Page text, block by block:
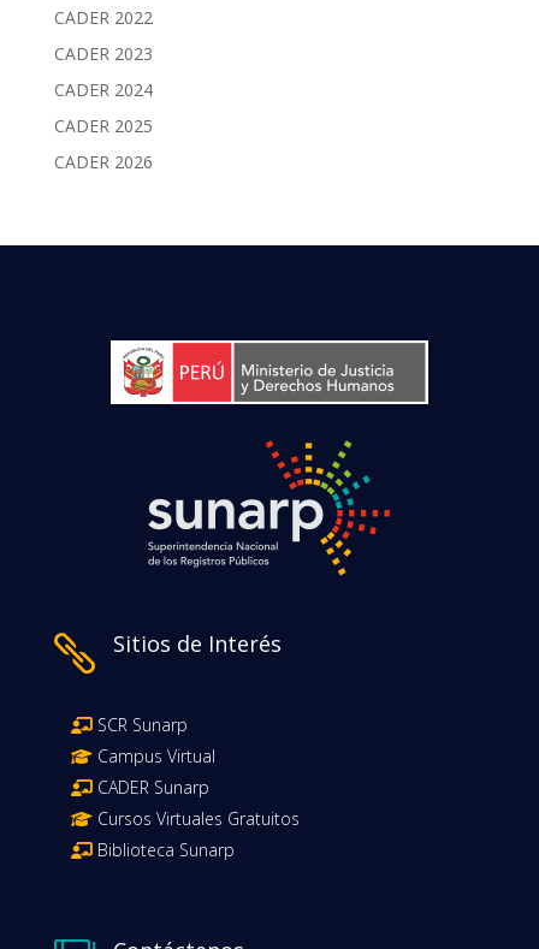
CADER 2022
CADER 2023
CADER 2024
CADER 2025
CADER 2026
 Sitios de Interés
SCR Sunarp
Campus Virtual
CADER Sunarp
Cursos Virtuales Gratuitos
Biblioteca Sunarp